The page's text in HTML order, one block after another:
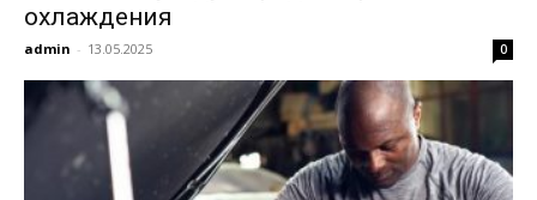
охлаждения
admin - 13.05.2025 0